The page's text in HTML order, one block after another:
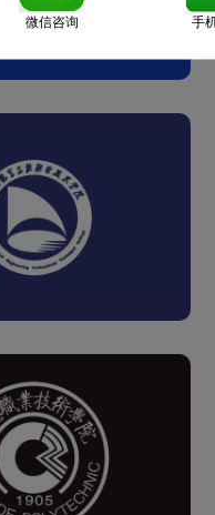
微信咨询 手